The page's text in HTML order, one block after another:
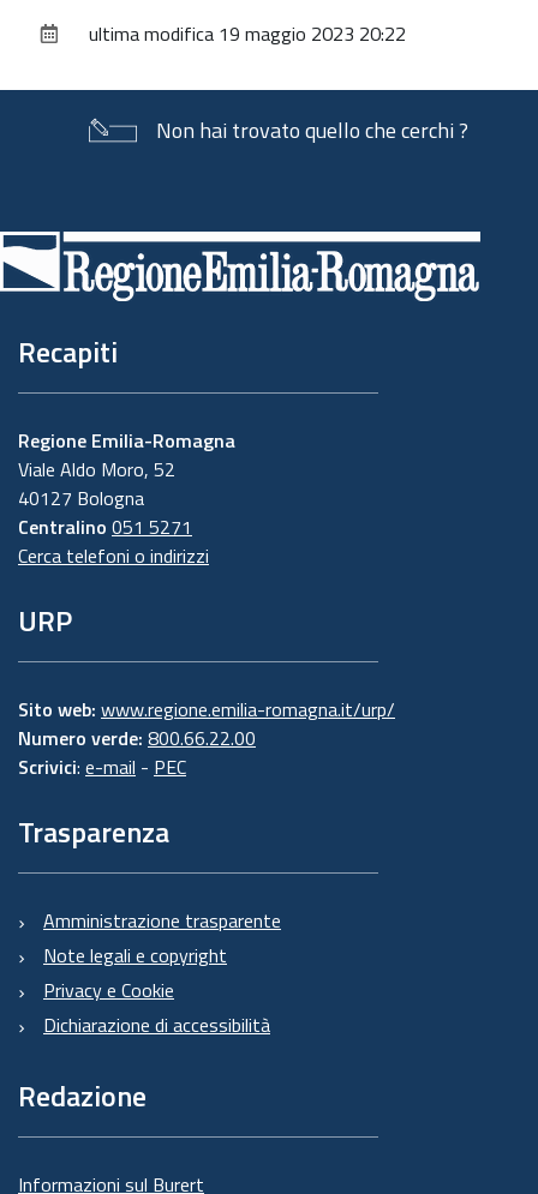
documentoultima modifica 19 maggio 2023 20:22
Non hai trovato quello che cerchi ?
di
pagina
Recapiti
Regione Emilia-Romagna
Viale Aldo Moro, 52
40127 Bologna
Centralino 051 5271
Cerca telefoni o indirizzi
URP
Sito web: www.regione.emilia-romagna.it/urp/
Numero verde: 800.66.22.00
Scrivici: e-mail - PEC
Trasparenza
Amministrazione trasparente
Note legali e copyright
Privacy e Cookie
Dichiarazione di accessibilità
Redazione
Informazioni sul Burert